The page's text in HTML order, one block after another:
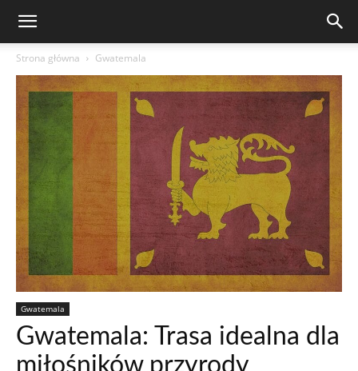
Strona główna Gwatemala
Gwatemala
Gwatemala: Trasa idealna dla
miłośników przyrody